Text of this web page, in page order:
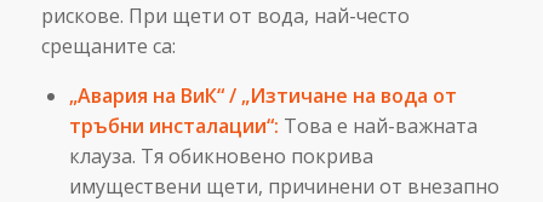
рискове. При щети от вода, най-често
срещаните са:
„Авария на ВиК“ / „Изтичане на вода от
тръбни инсталации“: Това е най-важната
клауза. Тя обикновено покрива
имуществени щети, причинени от внезапно